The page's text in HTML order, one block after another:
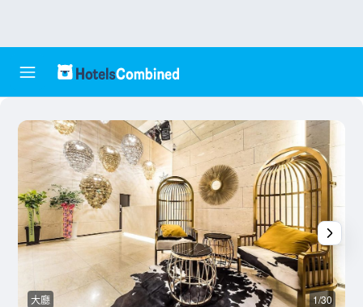
大廳 1/30